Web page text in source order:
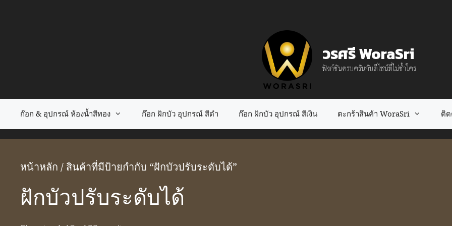
วรศรี WoraSri
ฟังก์ชันครบครันกับดีไซน์ที่ไม่ซ้ำใคร
ก๊อก & อุปกรณ์ ห้องน้ำสีทอง ก๊อก ฝักบัว อุปกรณ์ สีดำ ก๊อก ฝักบัว อุปกรณ์ สีเงิน ตะกร้าสินค้า WoraSri ติ
หน้าหลัก / สินค้าที่มีป้ายกำกับ “ฝักบัวปรับระดับได้”
ฝักบัวปรับระดับได้